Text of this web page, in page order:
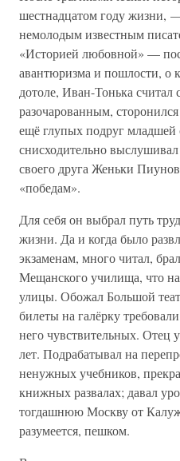
шестнадцатом году жизни,
немолодым известным
«Историей любовной» —
авантюризма и пошлости, о
дотоле, Иван-Тонька
разочарованным,
ещё глупых подруг младшей
снисходительно
своего друга Женьки
«победам».
Для себя он выбрал путь
жизни. Да и когда было
экзаменам, много читал,
Мещанского училища, что
улицы. Обожал Большой
билеты на галёрку
него чувствительных. Отец
лет. Подрабатывал на
ненужных учебников,
книжных развалах; давал
тогдашнюю Москву от
разумеется, пешком.